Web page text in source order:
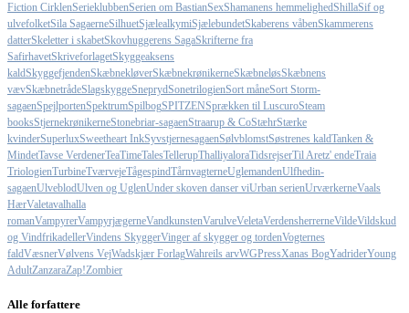
Fiction CirklenSerieklubbenSerien om BastianSexShamanens hemmelighedShillaSif og
ulvefolketSila SagaerneSilhuetSjælealkymiSjælebundetSkaberens våbenSkammerens
datterSkeletter i skabetSkovhuggerens SagaSkrifterne fra
SafirhavetSkriveforlagetSkyggeaksens
kaldSkyggefjendenSkæbnekløverSkæbnekrønikerneSkæbneløsSkæbnens
vævSkæbnetrådeSlagskyggeSneprydSonetrilogienSort måneSort Storm-
sagaenSpejlportenSpektrumSpilbogSPITZENSprækken til LuscuroSteam
booksStjernekrønikerneStonebriar-sagaenStraarup & CoStæhrStærke
kvinderSuperluxSweetheart InkSyvstjernesagaenSølvblomstSøstrenes kaldTanken &
MindetTavse VerdenerTeaTimeTalesTellerupThalliyaloraTidsrejserTil Aretz' endeTraia
TriologienTurbineTværvejeTågespindTårnvagterneUglemandenUlfhedin-
sagaenUlveblodUlven og UglenUnder skoven danser viUrban serienUrværkerneVaals
HærValetavalhalla
romanVampyrerVampyrjægerneVandkunstenVarulveVeletaVerdensherrerneVildeVildskud
og VindfrikadellerVindens SkyggerVinger af skygger og tordenVogternes
faldVæsnerVølvens VejWadskjær ForlagWahreils arvWGPressXanas BogYadriderYoung
AdultZanzaraZap!Zombier
Alle forfattere